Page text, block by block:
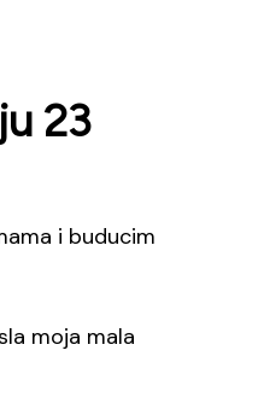
23
i buducim
moja mala